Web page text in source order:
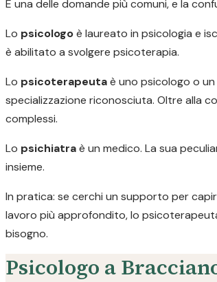
È una delle domande più comuni, e la
Lo psicologoè laureato in psicologia e
è abilitato a svolgere psicoterapia.
Lo psicoterapeutaè uno psicologo o
specializzazione riconosciuta. Oltre alla
complessi.
Lo psichiatraè un medico. La sua
insieme.
In pratica: se cerchi un supporto per
lavoro più approfondito, lo
bisogno.
Psicologo a